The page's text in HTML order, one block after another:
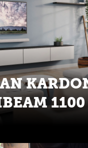
1100